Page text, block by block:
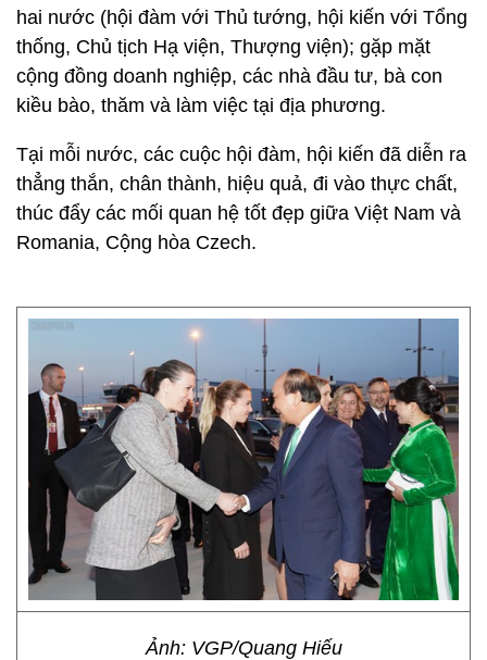
hai nước (hội đàm với Thủ tướng, hội kiến với Tổng
thống, Chủ tịch Hạ viện, Thượng viện); gặp mặt
cộng đồng doanh nghiệp, các nhà đầu tư, bà con
kiều bào, thăm và làm việc tại địa phương.
Tại mỗi nước, các cuộc hội đàm, hội kiến đã diễn ra
thẳng thắn, chân thành, hiệu quả, đi vào thực chất,
thúc đẩy các mối quan hệ tốt đẹp giữa Việt Nam và
Romania, Cộng hòa Czech.
Ảnh: VGP/Quang Hiếu